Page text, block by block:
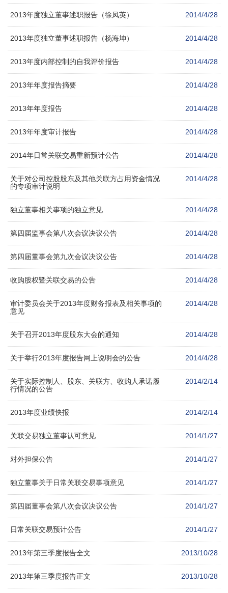
2013年度独立董事述职报告（徐凤英） 2014/4/28
2013年度独立董事述职报告（杨海坤） 2014/4/28
2013年度内部控制的自我评价报告 2014/4/28
2013年年度报告摘要 2014/4/28
2013年年度报告 2014/4/28
2013年年度审计报告 2014/4/28
2014年日常关联交易重新预计公告 2014/4/28
关于对公司控股股东及其他关联方占用资金情况
的专项审计说明
2014/4/28
独立董事相关事项的独立意见 2014/4/28
第四届监事会第八次会议决议公告 2014/4/28
第四届董事会第九次会议决议公告 2014/4/28
收购股权暨关联交易的公告 2014/4/28
审计委员会关于2013年度财务报表及相关事项的
意见
2014/4/28
关于召开2013年度股东大会的通知 2014/4/28
关于举行2013年度报告网上说明会的公告 2014/4/28
关于实际控制人、股东、关联方、收购人承诺履
行情况的公告
2014/2/14
2013年度业绩快报 2014/2/14
关联交易独立董事认可意见 2014/1/27
对外担保公告 2014/1/27
独立董事关于日常关联交易事项意见 2014/1/27
第四届董事会第八次会议决议公告 2014/1/27
日常关联交易预计公告 2014/1/27
2013年第三季度报告全文 2013/10/28
2013年第三季度报告正文 2013/10/28